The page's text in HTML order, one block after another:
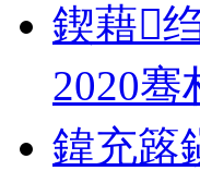
鍥藉
2020
鍏充簬